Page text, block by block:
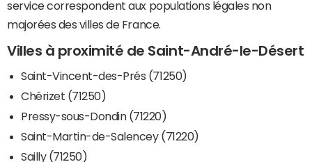
service correspondent aux populations légales non
majorées des villes de France.
Villes à proximité de Saint-André-le-Désert
Saint-Vincent-des-Prés (71250)
Chérizet (71250)
Pressy-sous-Dondin (71220)
Saint-Martin-de-Salencey (71220)
Sailly (71250)